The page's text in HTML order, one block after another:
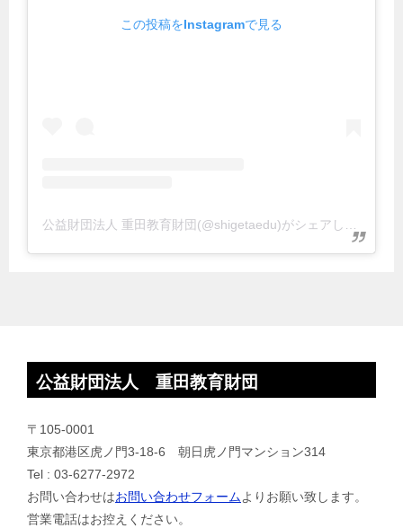
この投稿をInstagramで見る
公益財団法人 重田教育財団
〒105-0001
東京都港区虎ノ門3-18-6 朝日虎ノ門マンション314
Tel : 03-6277-2972
お問い合わせはお問い合わせフォームよりお願い致します。
営業電話はお控えください。